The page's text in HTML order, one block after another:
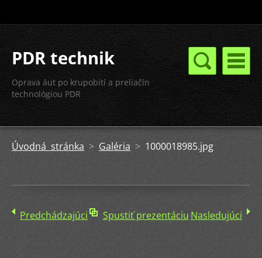
PDR technik
Oprava áut po krupobití a preliačín
technológiou PDR
Úvodná stránka > Galéria > 1000018985.jpg
Predchádzajúci Spustiť prezentáciu Nasledujúci